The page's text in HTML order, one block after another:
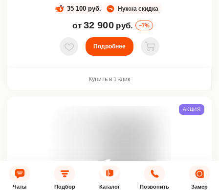
Нужна скидка
35 100 руб.
от 32 900 руб. –7%
В избранное
Подробнее
В корзину
Купить в 1 клик
АКЦИЯ
Чаты Подбор Каталог Позвонить Замер